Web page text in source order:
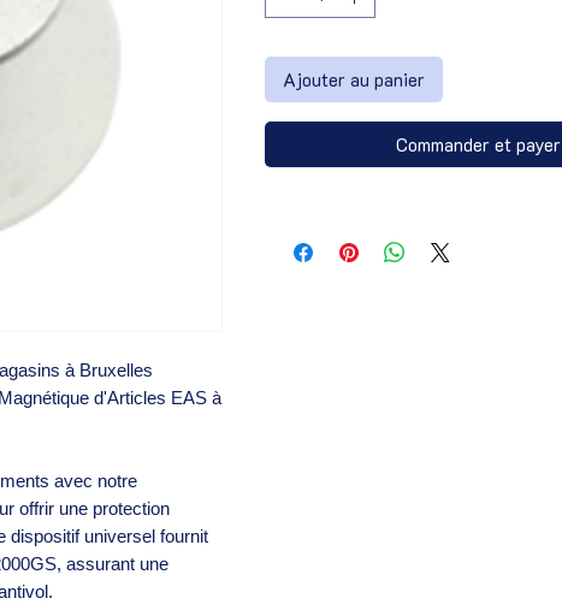
à Bruxelles
d'Articles EAS à
avec notre
offrir une protection
dispositif universel fournit
assurant une
Ajouter au panier
Commander et payer